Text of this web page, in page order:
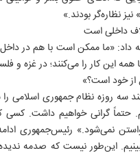
نظاره‌گر بودند.»
داخلی است
داد: «ما ممکن است با هم در
همه این کار را می‌کنند؛ در غزه و
از خود است؟»
سه روزه نظام جمهوری اسلامی را
حتماً گرانی خواهیم داشت.
نمی‌شود.» رئیس‌جمهوری ادامه
ببینیم. این‌طور نیست که صدمه